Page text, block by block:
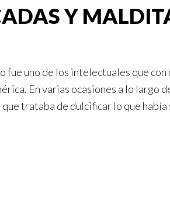
Y
fue uno de los intelectuales que
En varias ocasiones a lo largo
trataba de dulcificar lo que